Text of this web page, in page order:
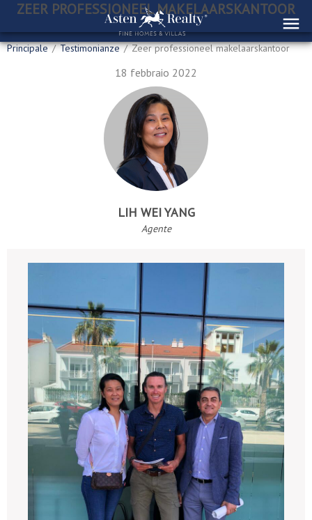
Principale / Testimonianze / Zeer professioneel makelaarskantoor
18 febbraio 2022
LIH WEI YANG
Agente
ZEER PROFESSIONEEL MAKELAARSKANTOOR